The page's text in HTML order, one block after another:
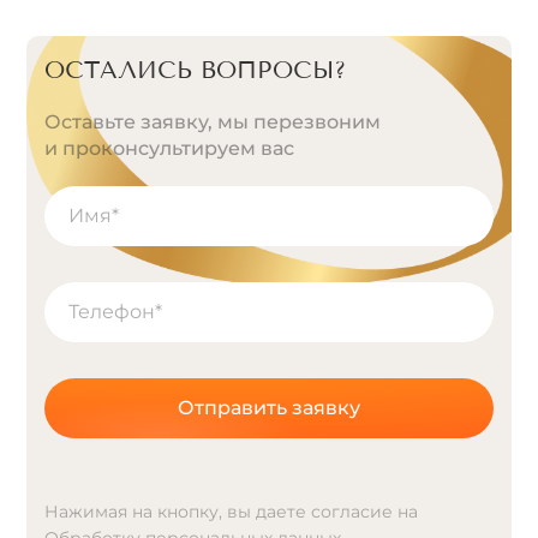
ОСТАЛИСЬ ВОПРОСЫ?
Оставьте заявку, мы перезвоним
и проконсультируем вас
Отправить заявку
Нажимая на кнопку, вы даете согласие на